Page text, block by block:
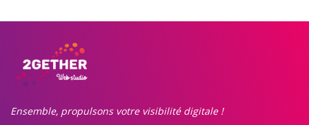
Ensemble, propulsons votre visibilité digitale !